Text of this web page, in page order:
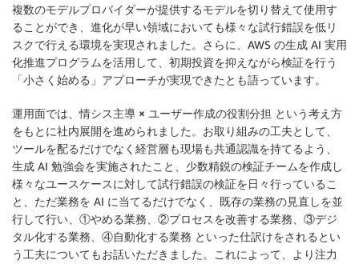
複数のモデルプロバイダーが提供するモデルを切り替えて使用す
ることができ、進化が早い領域においても様々な試行錯誤を低リ
スクで行える環境を実現されました。さらに、AWS の生成 AI 実用
化推進プログラムを活用して、初期投資を抑えながら検証を行う
「小さく始める」アプローチが実現できたとも語っています。
運用面では、情シス主導 × ユーザー作成の役割分担 という考え方
をもとに社内展開を進められました。お取り組みの工夫として、
ツールを配るだけでなく経営層も現場も共通認識を持てるよう、
生成 AI 勉強会を実施されたこと、少数精鋭の検証チームを作成し
様々なユースケースに対して試行錯誤の検証を日々行っているこ
と、ただ業務を AI に当てるだけでなく、既存の業務の見直しを並
行して行い、①やめる業務、②プロセスを改善する業務、③デジ
タル化する業務、④自動化する業務 といった仕訳けをされるとい
う工夫についてもお話いただきました。これによって、より注力